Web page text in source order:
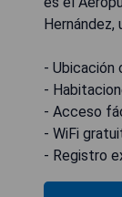
Hernández,
- Ubicación
-
- Acceso
- WiFi
- Registro